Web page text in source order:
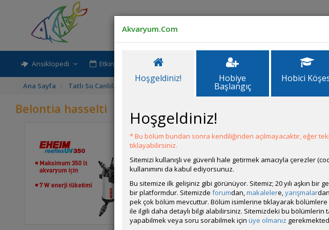
Ansiklopedi Etkinlik-Paylaşım İlanlar Forum
Ana Sayfa Tatlı Su Canlıları Labirentliler Belontia hasselti
Belontia hasselti
Latince Adı:
Belontia hasselti
Habitatı ve Anavatanı:
Asya kıtası;
Beslenme Biçimi:
Davranış Biçimi:Barışçıl
Kendi Türlerine Davranışı:Barışçıl
Yüzme Seviyesi:Orta - Yüzey
Cinsiyet Ayrımı:Erkeklerin
Akvaryum.Com
Hoşgeldiniz! Hobiye
Başlangıç
Hobici
Hoşgeldiniz!
* Bu bölüm bundan sonra kendiliğinden açılmayacaktır, eğer
tıklayabilirsiniz.
Sitemizi kullanışlı ve güvenli hale getirmek amacıyla çerezler
kullanımını da kabul ediyorsunuz.
Bu sitemize ilk gelişiniz gibi görünüyor. Sitemiz; 20 yılı aşkın bir
bir platformdur. Sitemizde forumdan,makalelere,yarışmalardan
pek çok bölüm mevcuttur. Bölüm isimlerine tıklayarak
ile ilgili daha detaylı bilgi alabilirsiniz. Sitemizdeki bu bölümlerin
yapabilmek veya soru sorabilmek için üye olmanız